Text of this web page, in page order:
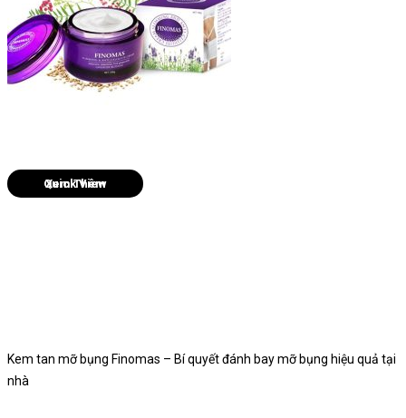
Quick View
Kem tan mỡ bụng Finomas – Bí quyết đánh bay mỡ bụng hiệu quả tại
nhà